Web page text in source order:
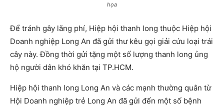
họa
Để tránh gây lãng phí, Hiệp hội thanh long thuộc Hiệp hội
Doanh nghiệp Long An đã gửi thư kêu gọi giải cứu loại trái
cây này. Đồng thời gửi tặng một số lượng thanh long ủng
hộ người dân khó khăn tại TP.HCM.
Hiệp hội thanh long Long An và các mạnh thường quân từ
Hội Doanh nghiệp trẻ Long An đã gửi đến một số bệnh